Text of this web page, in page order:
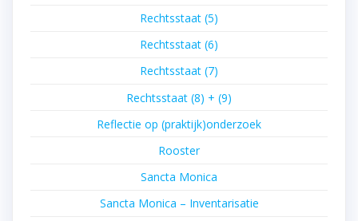
Rechtsstaat (5)
Rechtsstaat (6)
Rechtsstaat (7)
Rechtsstaat (8) + (9)
Reflectie op (praktijk)onderzoek
Rooster
Sancta Monica
Sancta Monica – Inventarisatie